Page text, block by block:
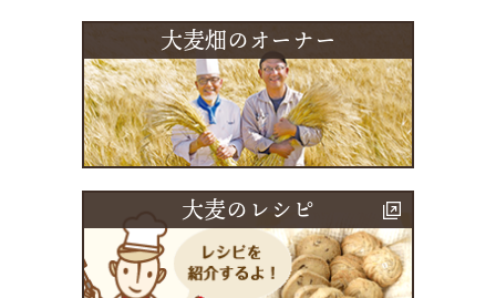
大麦畑のオーナー
大麦のレシピ